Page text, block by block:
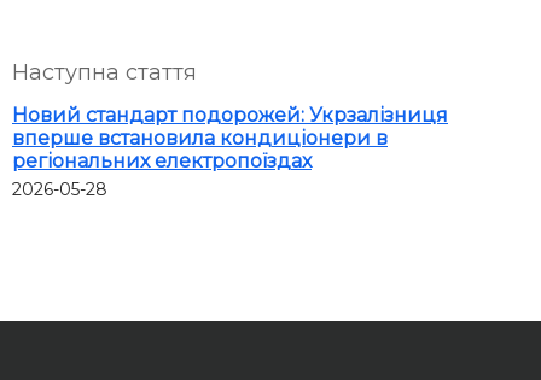
Наступна стаття
Новий стандарт подорожей: Укрзалізниця
вперше встановила кондиціонери в
регіональних електропоїздах
2026-05-28